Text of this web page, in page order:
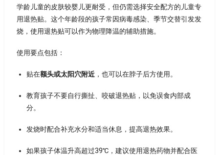
学龄儿童的皮肤较婴儿更耐受，但仍需选择安全配方的儿童专
用退热贴。这个年龄段的孩子常因病毒感染、季节交替引发发
烧，使用退热贴可以作为物理降温的辅助措施。
使用要点包括：
贴在额头或太阳穴附近，也可以在脖子后方使用。
教育孩子不要自行撕扯、咬破退热贴，以免误食内部成
分。
发烧时配合补充水分和适当休息，提高退热效果。
如果孩子体温升高超过39℃，建议使用退热药物并配合医